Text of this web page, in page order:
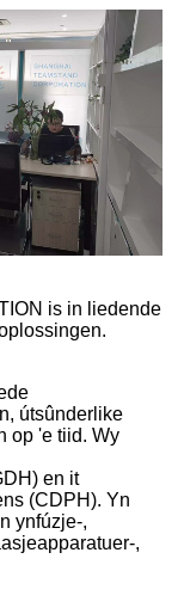
is in liedende
útsûnderlike
op 'e tiid. Wy
en it
(CDPH). Yn
ynfúzje-,
,